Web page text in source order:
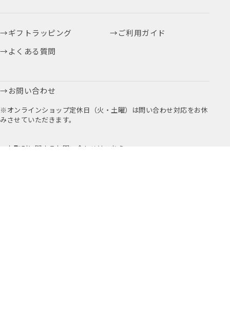
ギフトラッピング
ご利用ガイド
よくある質問
お問い合わせ
※オンラインショップ定休日（火・土曜）は問い合わせ対応をお休
みさせていただきます。
お取引に関するお問い合わせはこちら